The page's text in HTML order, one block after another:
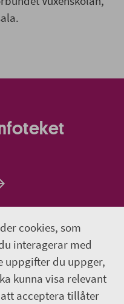
cookies, som
interagerar med
uppgifter du uppger,
kunna visa relevant
acceptera tillåter